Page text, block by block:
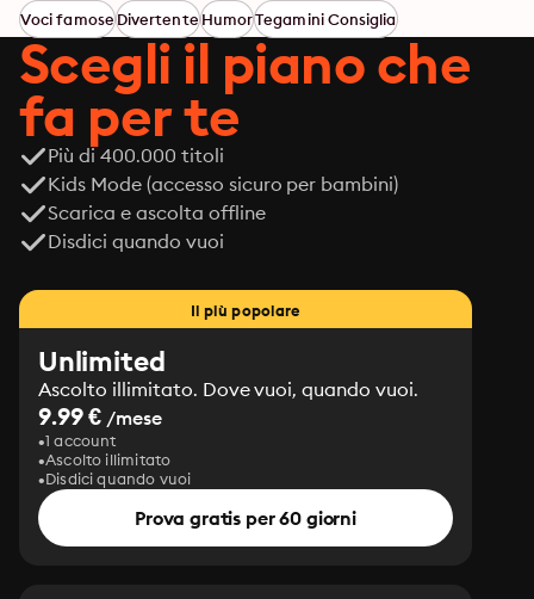
esilaranti, ricordiamo il toccante monologo cult Padri e
figli con Valerio Mastandrea, diventato fenomeno
social, e Perfetta, straordinaria prova d’artista di
Geppi Cucciari, in tournée nei migliori teatri.© 2019
Mattia Torre. Per l'audiolibro © 2019 Emons Italia s.r.l.
Voci famoseDivertenteHumorTegamini Consiglia
Scegli il piano che
fa per te
Più di 400.000 titoli
Kids Mode (accesso sicuro per bambini)
Scarica e ascolta offline
Disdici quando vuoi
Il più popolare
Unlimited
Ascolto illimitato. Dove vuoi, quando vuoi.
9.99 € /mese
1 account
Ascolto illimitato
Disdici quando vuoi
Prova gratis per 60 giorni